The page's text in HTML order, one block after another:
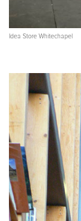
Idea Store Whitechapel